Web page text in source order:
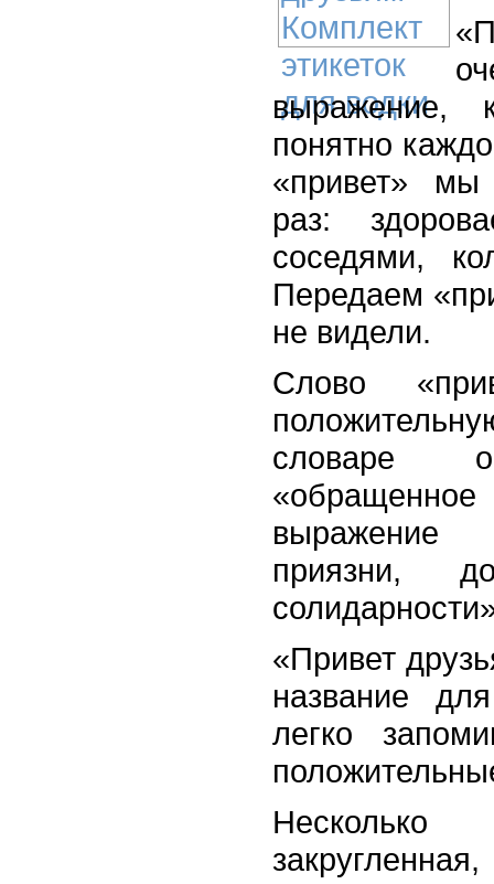
выражение,
понятно
«привет» мы
раз:
соседями,
Передаем
не видели.
Слово
словаре
приязни,
«Привет
название
легко